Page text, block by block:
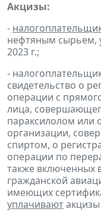
Акцизы:
-
нефтяным сырьем,
2023 г.;
-
свидетельство о
операции с
лица,
параксилолом или
организации,
спиртом, о
операции по
также включенных
гражданской
имеющих
уплачивают